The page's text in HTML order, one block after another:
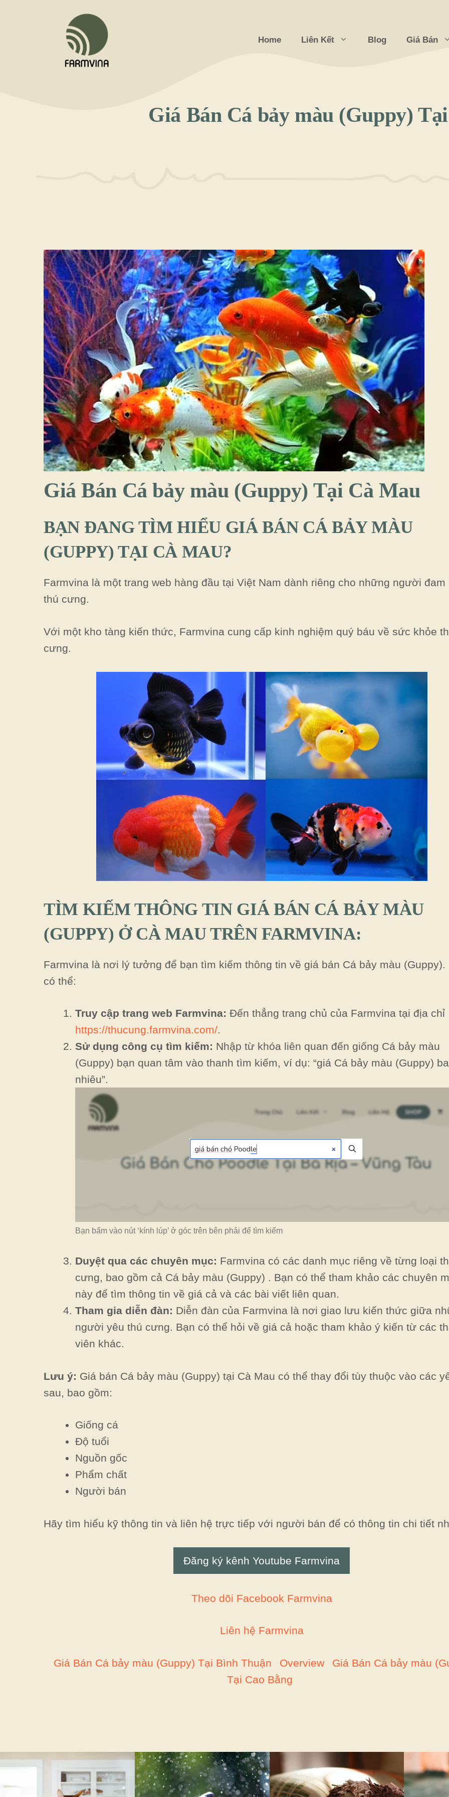
Home Liên Kết Blog Giá Bán
Giá Bán Cá bảy màu (Guppy)
Giá Bán Cá bảy màu (Guppy) Tại Cà Mau
BẠN ĐANG TÌM HIỂU GIÁ BÁN CÁ BẢY MÀU
(GUPPY) TẠI CÀ MAU?
Farmvina là một trang web hàng đầu tại Việt Nam dành riêng cho những người đam
thú cưng.
Với một kho tàng kiến thức, Farmvina cung cấp kinh nghiệm quý báu về sức khỏe
cưng.
TÌM KIẾM THÔNG TIN GIÁ BÁN CÁ BẢY MÀU
(GUPPY) Ở CÀ MAU TRÊN FARMVINA:
Farmvina là nơi lý tưởng để bạn tìm kiếm thông tin về giá bán Cá bảy màu (Guppy).
có thể:
Truy cập trang web Farmvina: Đến thẳng trang chủ của Farmvina tại địa chỉ
https://thucung.farmvina.com/.
Sử dụng công cụ tìm kiếm: Nhập từ khóa liên quan đến giống Cá bảy màu
(Guppy) bạn quan tâm vào thanh tìm kiếm, ví dụ: “giá Cá bảy màu (Guppy)
nhiêu”.
Bạn bấm vào nút ‘kính lúp’ ở góc trên bên phải để tìm kiếm
Duyệt qua các chuyên mục: Farmvina có các danh mục riêng về từng loại
cưng, bao gồm cả Cá bảy màu (Guppy) . Bạn có thể tham khảo các chuyên
này để tìm thông tin về giá cả và các bài viết liên quan.
Tham gia diễn đàn: Diễn đàn của Farmvina là nơi giao lưu kiến thức giữa
người yêu thú cưng. Bạn có thể hỏi về giá cả hoặc tham khảo ý kiến từ các
viên khác.
Lưu ý: Giá bán Cá bảy màu (Guppy) tại Cà Mau có thể thay đổi tùy thuộc vào các
sau, bao gồm:
Giống cá
Độ tuổi
Nguồn gốc
Phẩm chất
Người bán
Hãy tìm hiểu kỹ thông tin và liên hệ trực tiếp với người bán để có thông tin chi tiết
Đăng ký kênh Youtube Farmvina
Theo dõi Facebook Farmvina
Liên hệ Farmvina
Giá Bán Cá bảy màu (Guppy) Tại Bình Thuận Overview
Giá Bán Cá bảy màu
Tại Cao Bằng